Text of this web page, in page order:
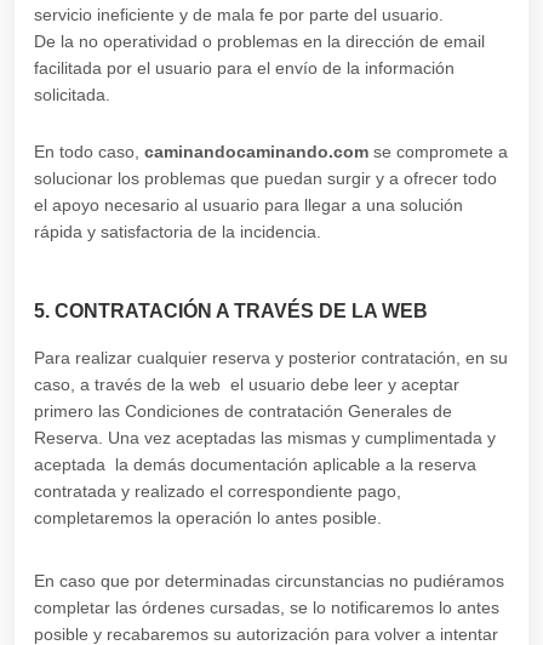
servicio ineficiente y de mala fe por parte del usuario.
De la no operatividad o problemas en la dirección de email
facilitada por el usuario para el envío de la información
solicitada.
En todo caso, caminandocaminando.com se compromete a
solucionar los problemas que puedan surgir y a ofrecer todo
el apoyo necesario al usuario para llegar a una solución
rápida y satisfactoria de la incidencia.
5. CONTRATACIÓN A TRAVÉS DE LA WEB
Para realizar cualquier reserva y posterior contratación, en su
caso, a través de la web el usuario debe leer y aceptar
primero las Condiciones de contratación Generales de
Reserva. Una vez aceptadas las mismas y cumplimentada y
aceptada la demás documentación aplicable a la reserva
contratada y realizado el correspondiente pago,
completaremos la operación lo antes posible.
En caso que por determinadas circunstancias no pudiéramos
completar las órdenes cursadas, se lo notificaremos lo antes
posible y recabaremos su autorización para volver a intentar